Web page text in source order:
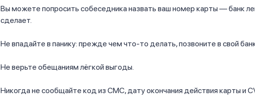
Вы можете попросить собеседника назвать ваш номер карты — банк
сделает.
Не впадайте в панику: прежде чем что-то делать, позвоните в свой
Не верьте обещаниям лёгкой выгоды.
Никогда не сообщайте код из СМС, дату окончания действия карты и